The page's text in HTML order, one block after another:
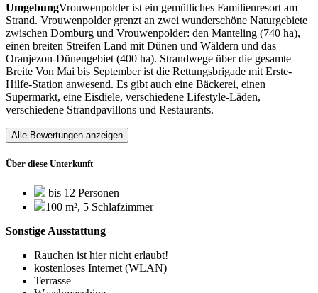
UmgebungVrouwenpolder ist ein gemütliches Familienresort am
Strand. Vrouwenpolder grenzt an zwei wunderschöne Naturgebiete
zwischen Domburg und Vrouwenpolder: den Manteling (740 ha),
einen breiten Streifen Land mit Dünen und Wäldern und das
Oranjezon-Dünengebiet (400 ha). Strandwege über die gesamte
Breite Von Mai bis September ist die Rettungsbrigade mit Erste-
Hilfe-Station anwesend. Es gibt auch eine Bäckerei, einen
Supermarkt, eine Eisdiele, verschiedene Lifestyle-Läden,
verschiedene Strandpavillons und Restaurants.
Alle Bewertungen anzeigen
Über diese Unterkunft
bis 12 Personen
100 m², 5 Schlafzimmer
Sonstige Ausstattung
Rauchen ist hier nicht erlaubt!
kostenloses Internet (WLAN)
Terrasse